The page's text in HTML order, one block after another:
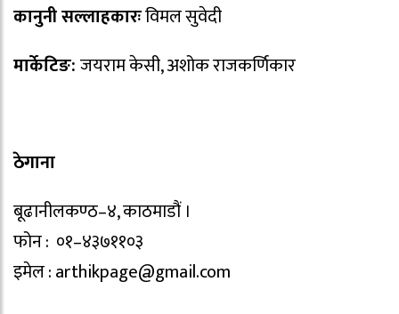
कानुनी सल्लाहकारःविमल सुवेदी
मार्केटिङ:जयराम केसी, अशोक राजकर्णिकार
ठेगाना
बूढानीलकण्ठ–४, काठमाडौं ।
फोन : ०१–४३७११०३
इमेल : arthikpage@gmail.com